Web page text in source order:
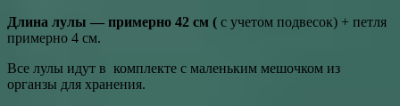
Длина лулы — примерно 42 см ( с учетом подвесок) + петля
примерно 4 см.
Все лулы идут в комплекте с маленьким мешочком из
органзы для хранения.